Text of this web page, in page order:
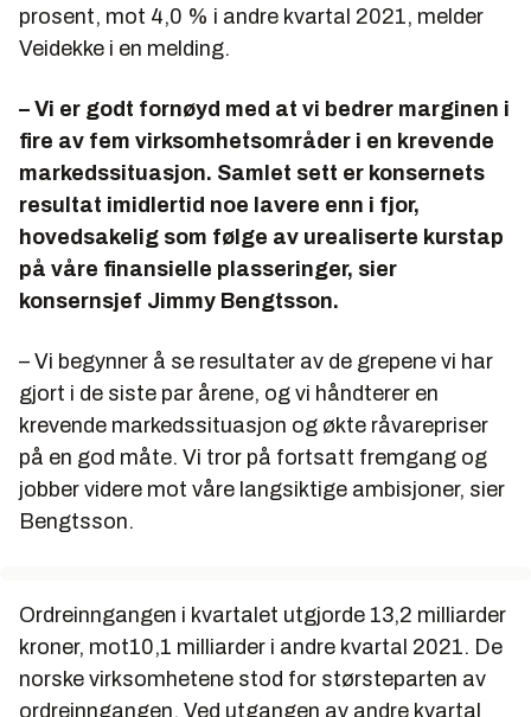
prosent, mot 4,0 % i andre kvartal 2021, melder
Veidekke i en melding.
– Vi er godt fornøyd med at vi bedrer marginen i
fire av fem virksomhetsområder i en krevende
markedssituasjon. Samlet sett er konsernets
resultat imidlertid noe lavere enn i fjor,
hovedsakelig som følge av urealiserte kurstap
på våre finansielle plasseringer, sier
konsernsjef Jimmy Bengtsson.
– Vi begynner å se resultater av de grepene vi har
gjort i de siste par årene, og vi håndterer en
krevende markedssituasjon og økte råvarepriser
på en god måte. Vi tror på fortsatt fremgang og
jobber videre mot våre langsiktige ambisjoner, sier
Bengtsson.
Ordreinngangen i kvartalet utgjorde 13,2 milliarder
kroner, mot10,1 milliarder i andre kvartal 2021. De
norske virksomhetene stod for størsteparten av
ordreinngangen. Ved utgangen av andre kvartal